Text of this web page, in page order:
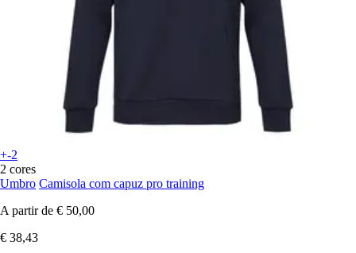
+-2
2 cores
Umbro Camisola com capuz pro training
A partir de € 50,00
€ 38,43